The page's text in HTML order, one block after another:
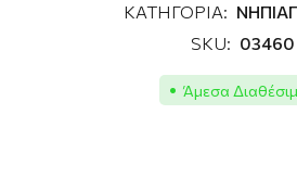
ΚΑΤΗΓΟΡΙΑ:
SKU: 03460
Άμεσα